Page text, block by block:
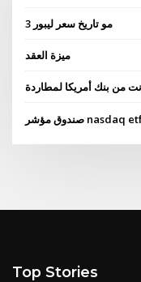
3 مو تاريخ سعر ليبور
ميزة العقد
من بنك أمريكا لمطاردة
Top Stories